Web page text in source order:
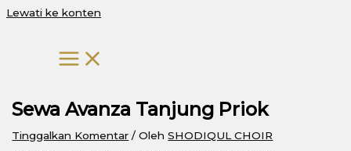
Lewati ke konten
Sewa Avanza Tanjung Priok
Tinggalkan Komentar / OlehSHODIQUL CHOIR